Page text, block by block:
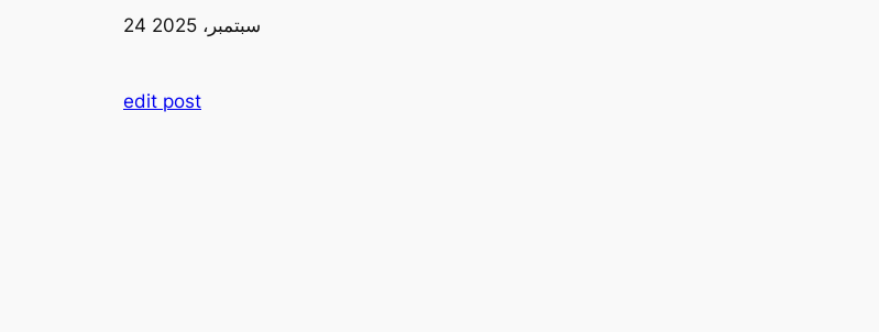
24 سبتمبر، 2025
edit post